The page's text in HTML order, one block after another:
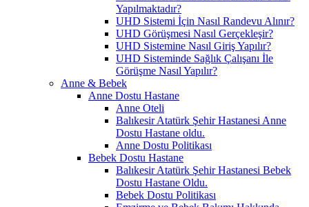
Yapılmaktadır?
UHD Sistemi İçin Nasıl Randevu Alınır?
UHD Görüşmesi Nasıl Gerçekleşir?
UHD Sistemine Nasıl Giriş Yapılır?
UHD Sisteminde Sağlık Çalışanı İle
Görüşme Nasıl Yapılır?
Anne & Bebek
Anne Dostu Hastane
Anne Oteli
Balıkesir Atatürk Şehir Hastanesi Anne
Dostu Hastane oldu.
Anne Dostu Politikası
Bebek Dostu Hastane
Balıkesir Atatürk Şehir Hastanesi Bebek
Dostu Hastane Oldu.
Bebek Dostu Politikası